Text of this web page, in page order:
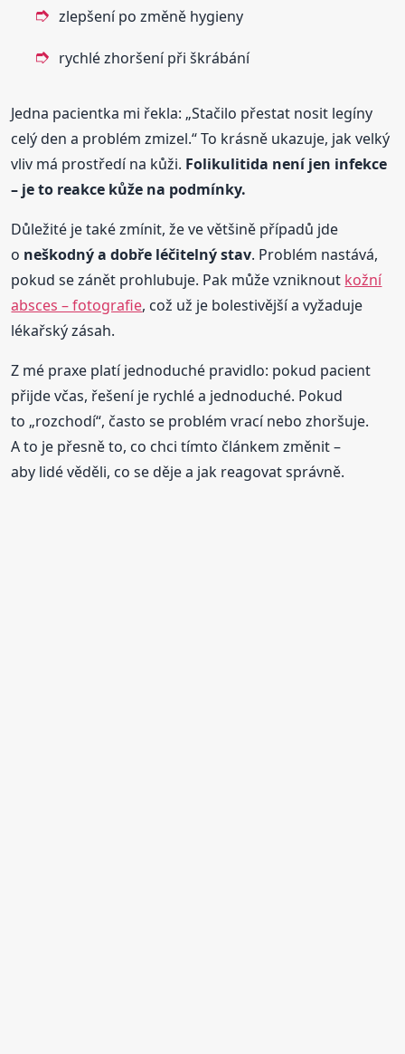
zlepšení po změně hygieny
rychlé zhoršení při škrábání
Jedna pacientka mi řekla: „Stačilo přestat nosit legíny
celý den a problém zmizel.“ To krásně ukazuje, jak velký
vliv má prostředí na kůži. Folikulitida není jen infekce
– je to reakce kůže na podmínky.
Důležité je také zmínit, že ve většině případů jde
o neškodný a dobře léčitelný stav. Problém nastává,
pokud se zánět prohlubuje. Pak může vzniknout kožní
absces – fotografie, což už je bolestivější a vyžaduje
lékařský zásah.
Z mé praxe platí jednoduché pravidlo: pokud pacient
přijde včas, řešení je rychlé a jednoduché. Pokud
to „rozchodí“, často se problém vrací nebo zhoršuje.
A to je přesně to, co chci tímto článkem změnit –
aby lidé věděli, co se děje a jak reagovat správně.